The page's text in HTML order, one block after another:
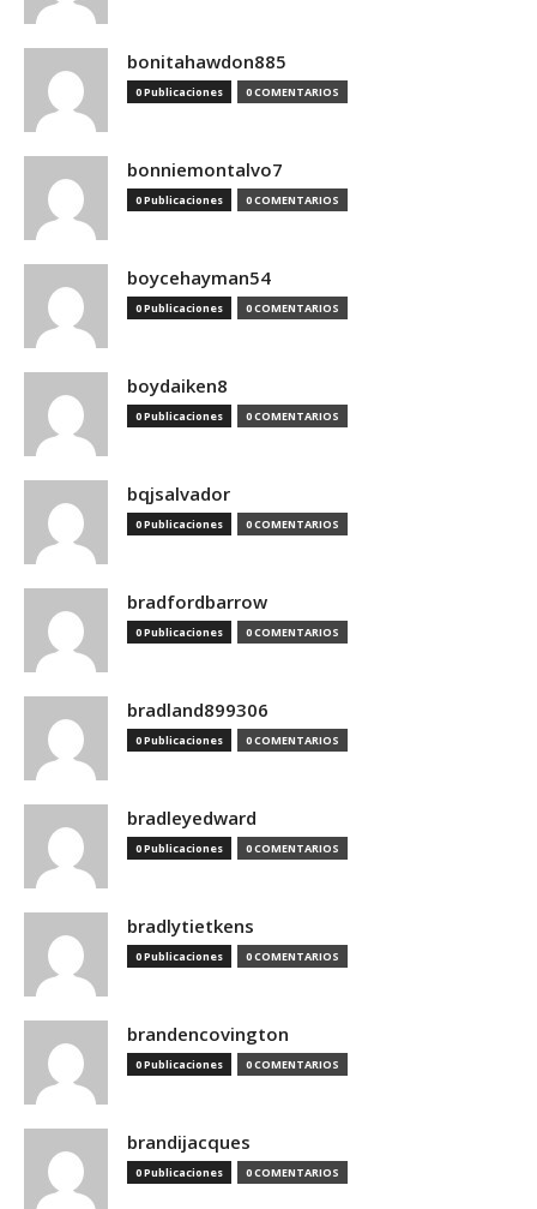
bonitahawdon885
0 Publicaciones 0 COMENTARIOS
bonniemontalvo7
0 Publicaciones 0 COMENTARIOS
boycehayman54
0 Publicaciones 0 COMENTARIOS
boydaiken8
0 Publicaciones 0 COMENTARIOS
bqjsalvador
0 Publicaciones 0 COMENTARIOS
bradfordbarrow
0 Publicaciones 0 COMENTARIOS
bradland899306
0 Publicaciones 0 COMENTARIOS
bradleyedward
0 Publicaciones 0 COMENTARIOS
bradlytietkens
0 Publicaciones 0 COMENTARIOS
brandencovington
0 Publicaciones 0 COMENTARIOS
brandijacques
0 Publicaciones 0 COMENTARIOS